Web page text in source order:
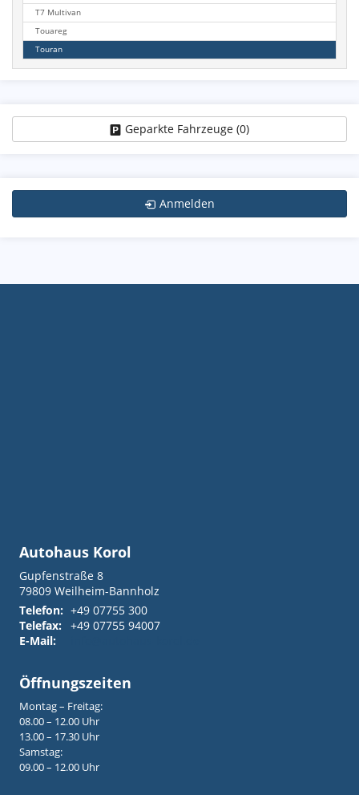
T7 Multivan
Touareg
Touran
Geparkte Fahrzeuge (0)
Anmelden
Autohaus Korol
Gupfenstraße 8
79809 Weilheim-Bannholz
Telefon: +49 07755 300
Telefax: +49 07755 94007
E-Mail:
Öffnungszeiten
Montag – Freitag:
08.00 – 12.00 Uhr
13.00 – 17.30 Uhr
Samstag:
09.00 – 12.00 Uhr